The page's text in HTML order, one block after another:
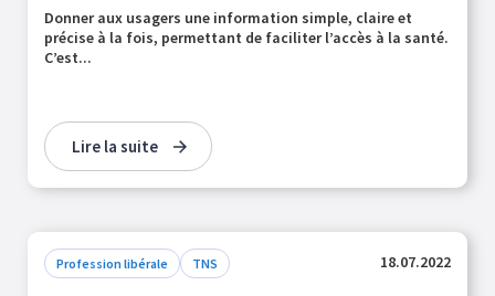
Donner aux usagers une information simple, claire et
précise à la fois, permettant de faciliter l’accès à la santé.
C’est...
Lire la suite
Profession libérale TNS 18.07.2022